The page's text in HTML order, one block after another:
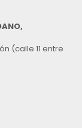
(calle 11 entre